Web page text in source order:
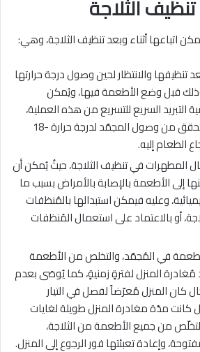
الثلاجة
اتباعها أثناء وبعد تنظيف الثلاجة، وهي:
تنظيفها والانتظار لحين وصول درجة حرارتها
وذلك قبل وضع الأطعمة فيها، ويُمكن
التبريد السريع للتسريع من هذه العملية،
كما يُوصى أيضاً بالتحقق من وصول المجمّد لدرجة حرارة -18
الطعام إليه.
المطهرات في تنظيف الثلاجة، حيثُ يُمكن أن
إلى الأطعمة بالإصابة بالأمراض بسبب ما
وعليه فيمكن استبدالها بالمُنظفات
أو بالاعتماد على استعمال المُنظفات
في المُجمّد، والتخلص من الأطعمة
المنزل لفترةٍ زمنيةٍ، كما يُوصَى بعدم
كان المنزل مُعرّضاً لفصل في التيار
كانت مدّة مغادرة المنزل طويلة لغايات
من جميع الأطعمة من الثلاجة،
وإعادة تعبئتها فور الرجوع إلى المنزل.